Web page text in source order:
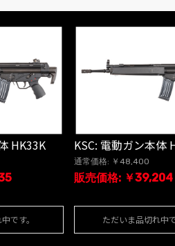
HK33K
です。
KSC: 電動ガン本体
通常価格: ￥48,400
販売価格: ￥39,204
ただいま品切れ中で